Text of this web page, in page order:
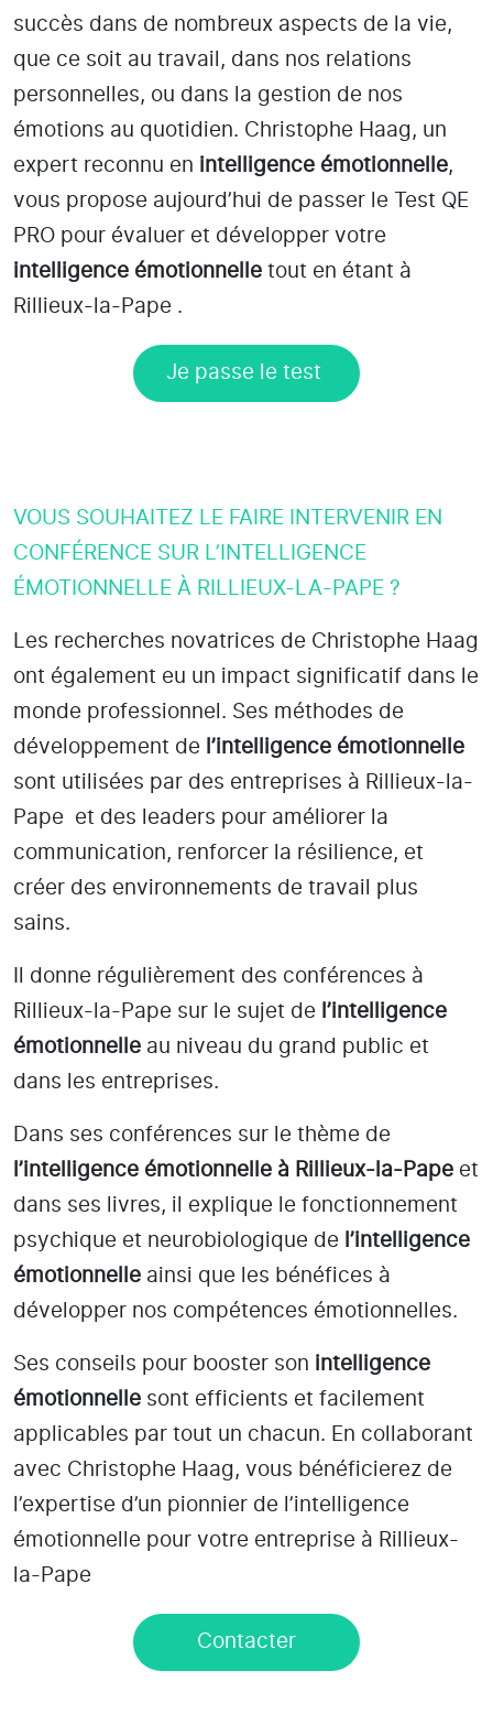
succès dans de nombreux aspects de la vie,
que ce soit au travail, dans nos relations
personnelles, ou dans la gestion de nos
émotions au quotidien. Christophe Haag, un
expert reconnu en intelligence émotionnelle,
vous propose aujourd’hui de passer le Test QE
PRO pour évaluer et développer votre
intelligence émotionnelle tout en étant à
Rillieux-la-Pape .
Je passe le test
VOUS SOUHAITEZ LE FAIRE INTERVENIR EN
CONFÉRENCE SUR L’INTELLIGENCE
ÉMOTIONNELLE À RILLIEUX-LA-PAPE ?
Les recherches novatrices de Christophe Haag
ont également eu un impact significatif dans le
monde professionnel. Ses méthodes de
développement de l’intelligence émotionnelle
sont utilisées par des entreprises à Rillieux-la-
Pape
et des leaders pour améliorer la
communication, renforcer la résilience, et
créer des environnements de travail plus
sains.
Il donne régulièrement des conférences à
Rillieux-la-Pape sur le sujet de l’intelligence
émotionnelle au niveau du grand public et
dans les entreprises.
Dans ses conférences sur le thème de
l’intelligence émotionnelle à Rillieux-la-Pape et
dans ses livres, il explique le fonctionnement
psychique et neurobiologique de l’intelligence
émotionnelle ainsi que les bénéfices à
développer nos compétences émotionnelles.
Ses conseils pour booster son intelligence
émotionnelle sont efficients et facilement
applicables par tout un chacun. En collaborant
avec Christophe Haag, vous bénéficierez de
l’expertise d’un pionnier de l’intelligence
émotionnelle pour votre entreprise à Rillieux-
la-Pape
Contacter